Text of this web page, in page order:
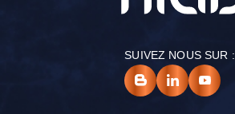
SUIVEZ NOUS SUR :